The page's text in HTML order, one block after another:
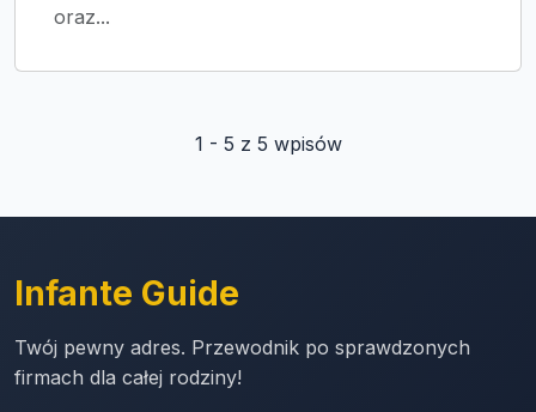
oraz...
1 - 5 z 5 wpisów
Infante Guide
Twój pewny adres. Przewodnik po sprawdzonych
firmach dla całej rodziny!